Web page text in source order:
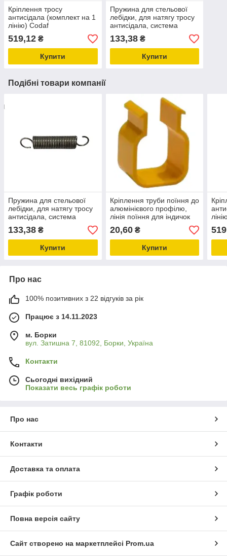
Кріплення тросу
антисідала (комплект на 1
лінію) Codaf
519,12 ₴
Купити
Пружина для стельової
лебідки, для натягу тросу
антисідала, система
годування для птахівників
133,38₴
Купити
Подібні товари компанії
Пружина для стельової
лебідки, для натягу тросу
антисідала, система
годування для птахівників
133,38 ₴
Купити
Кріплення труби поїння до
алюмінієвого профілю,
лінія поїння для індичок
20,60₴
Купити
Про нас
100% позитивних з 22 відгуків за рік
Працює з 14.11.2023
м. Борки
вул. Затишна 7, 81092, Борки, Україна
Контакти
Сьогодні вихідний
Показати весь графік роботи
Про нас
Контакти
Доставка та оплата
Графік роботи
Повна версія сайту
Сайт створено на маркетплейсі Prom.ua